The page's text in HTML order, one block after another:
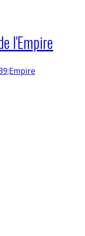
l'Empire